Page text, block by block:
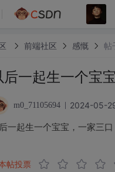
前端社区 感慨 帖
后一起生一个宝
m0_71105694 2024-05-
一起生一个宝宝，一家三口
帖投票